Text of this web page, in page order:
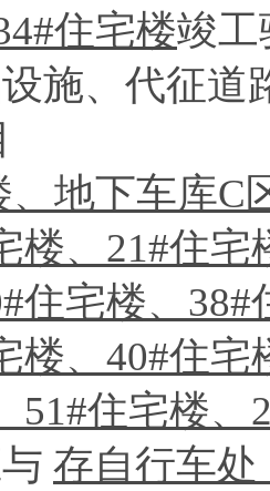
住宅楼竣工
施、代征道
、地下车库C
楼、21#住宅
住宅楼、
楼、40#住
51#住宅楼
存自行车